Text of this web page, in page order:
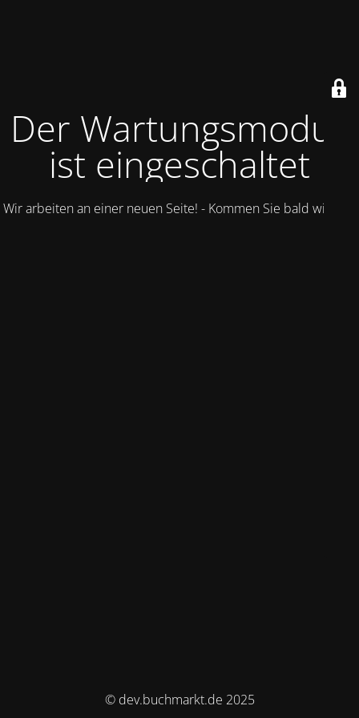
Der Wartungsmodus
ist eingeschaltet
Wir arbeiten an einer neuen Seite! - Kommen Sie bald wieder.
© dev.buchmarkt.de 2025